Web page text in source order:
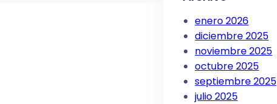
enero 2026
diciembre 2025
noviembre 2025
octubre 2025
septiembre 2025
julio 2025